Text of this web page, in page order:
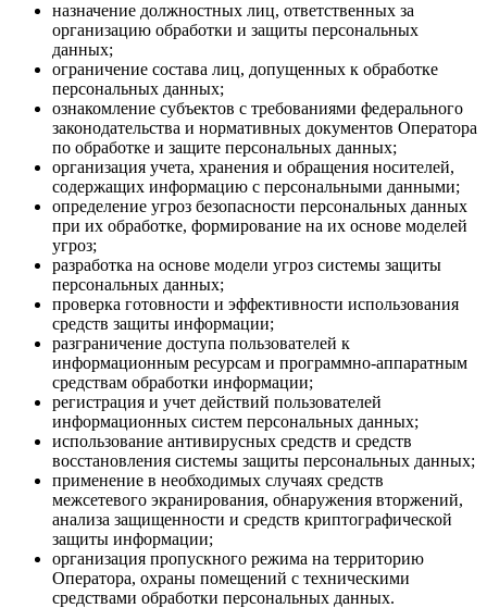
назначение должностных лиц, ответственных за
организацию обработки и защиты персональных
данных;
ограничение состава лиц, допущенных к обработке
персональных данных;
ознакомление субъектов с требованиями федерального
законодательства и нормативных документов Оператора
по обработке и защите персональных данных;
организация учета, хранения и обращения носителей,
содержащих информацию с персональными данными;
определение угроз безопасности персональных данных
при их обработке, формирование на их основе моделей
угроз;
разработка на основе модели угроз системы защиты
персональных данных;
проверка готовности и эффективности использования
средств защиты информации;
разграничение доступа пользователей к
информационным ресурсам и программно-аппаратным
средствам обработки информации;
регистрация и учет действий пользователей
информационных систем персональных данных;
использование антивирусных средств и средств
восстановления системы защиты персональных данных;
применение в необходимых случаях средств
межсетевого экранирования, обнаружения вторжений,
анализа защищенности и средств криптографической
защиты информации;
организация пропускного режима на территорию
Оператора, охраны помещений с техническими
средствами обработки персональных данных.